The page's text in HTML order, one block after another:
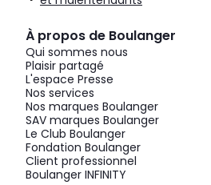
À propos de Boulanger
Qui sommes nous
Plaisir partagé
L'espace Presse
Nos services
Nos marques Boulanger
SAV marques Boulanger
Le Club Boulanger
Fondation Boulanger
Client professionnel
Boulanger INFINITY